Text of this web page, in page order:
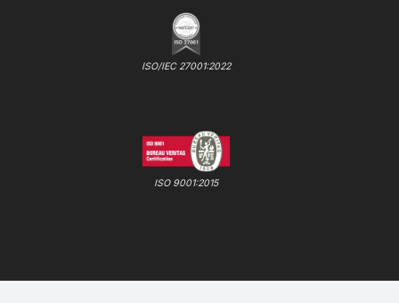
ISO/IEC 27001:2022
ISO 9001:2015